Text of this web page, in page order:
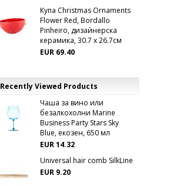
Купа Christmas Ornaments
Flower Red, Bordallo
Pinheiro, дизаѝнерска
керамика, 30.7 х 26.7см
EUR 69.40
Recently Viewed Products
Чаша за вино или
безалкохолни Marine
Business Party Stars Sky
Blue, екозен, 650 мл
EUR 14.32
Universal hair comb SilkLine
EUR 9.20